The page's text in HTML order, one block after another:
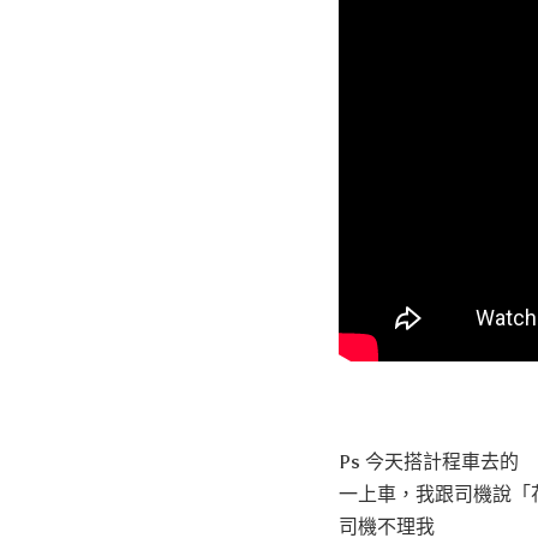
Ps 今天搭計程車去的
一上車，我跟司機說「
司機不理我